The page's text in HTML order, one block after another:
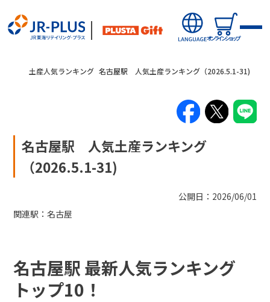
オンラインショップ
新商品
モバイルオーダーサービス
土産人気ランキング 名古屋駅 人気土産ランキング（2026.5.1-31)
名古屋駅 人気土産ランキング
（2026.5.1-31)
関連駅：名古屋
公開日：2026/06/01
名古屋駅 最新人気ランキング
トップ10！